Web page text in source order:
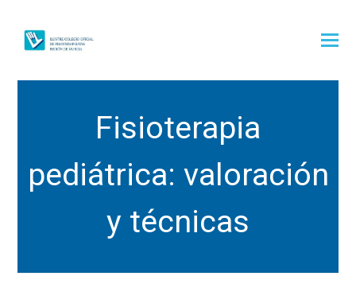
Fisioterapia
pediátrica: valoración
y técnicas